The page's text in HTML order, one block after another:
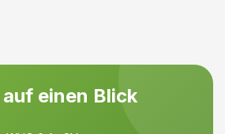
einen Blick